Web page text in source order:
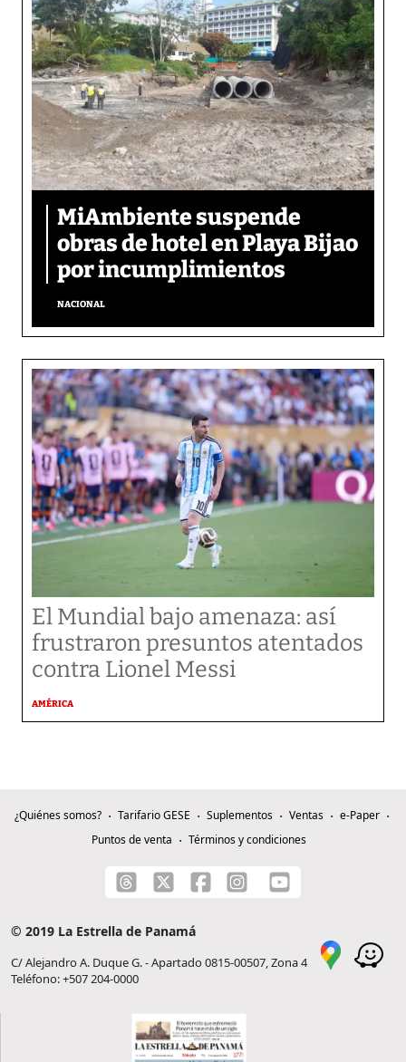
MiAmbiente suspende
obras de hotel en Playa Bijao
por incumplimientos
NACIONAL
El Mundial bajo amenaza: así
frustraron presuntos atentados
contra Lionel Messi
AMÉRICA
¿Quiénes somos? Tarifario GESE Suplementos Ventas
e-Paper
Puntos de venta
Términos y condiciones
© 2019 La Estrella de Panamá
C/ Alejandro A. Duque G. - Apartado 0815-00507, Zona 4
Teléfono: +507 204-0000